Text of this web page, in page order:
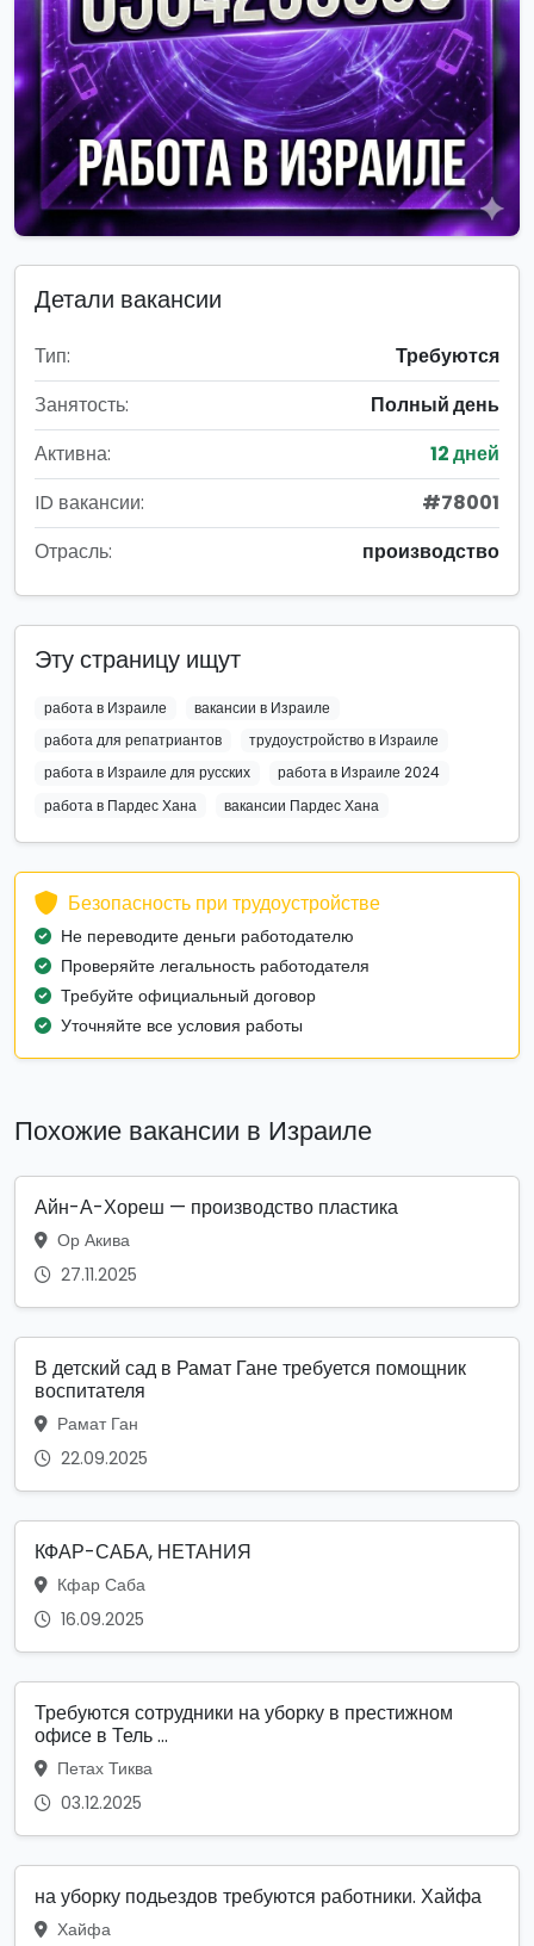
Детали вакансии
Тип:
Требуются
Занятость:
Полный день
Активна:
12 дней
ID вакансии:
#78001
Отрасль:
производство
Эту страницу ищут
работа в Израиле
вакансии в Израиле
работа для репатриантов
трудоустройство в Израиле
работа в Израиле для русских
работа в Израиле 2024
работа в Пардес Хана
вакансии Пардес Хана
Безопасность при трудоустройстве
Не переводите деньги работодателю
Проверяйте легальность работодателя
Требуйте официальный договор
Уточняйте все условия работы
Похожие вакансии в Израиле
Айн-А-Хореш — производство пластика
Ор Акива
27.11.2025
В детский сад в Рамат Гане требуется помощник
воспитателя
Рамат Ган
22.09.2025
КФАР-САБА, НЕТАНИЯ
Кфар Саба
16.09.2025
Требуются сотрудники на уборку в престижном
офисе в Тель ...
Петах Тиква
03.12.2025
на уборку подьездов требуются работники. Хайфа
Хайфа